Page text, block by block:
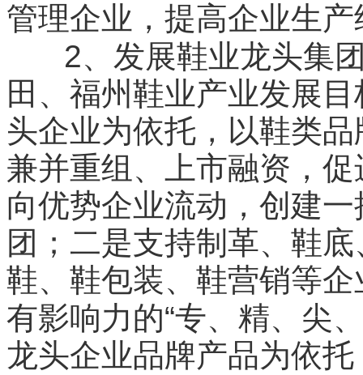
管理企业，提高企业生
2、发展鞋业龙头集
田、福州鞋业产业发展
头企业为依托，以鞋类
兼并重组、上市融资，
向优势企业流动，创建
团；二是支持制革、鞋
鞋、鞋包装、鞋营销等
有影响力的“专、精、尖
龙头企业品牌产品为依